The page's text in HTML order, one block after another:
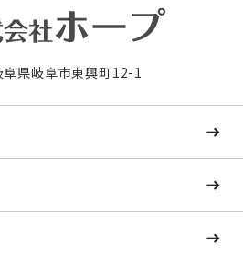
県岐阜市東興町12-1